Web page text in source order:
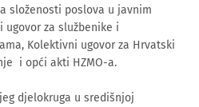
složenosti poslova u javnim
ugovor za službenike i
Kolektivni ugovor za Hrvatski
i opći akti HZMO-a.
djelokruga u središnjoj